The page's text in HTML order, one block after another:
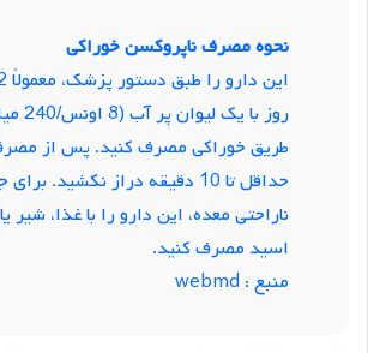
نحوه مصرف ناپروکسن خوراکی
روز با
طریق خوراکی مصرف کنید. پس از
حداقل تا 10 دقیقه دراز نکشید.
ناراحتی معده، این دارو را با غذا، شیر
اسید مصرف کنید.
منبع : webmd